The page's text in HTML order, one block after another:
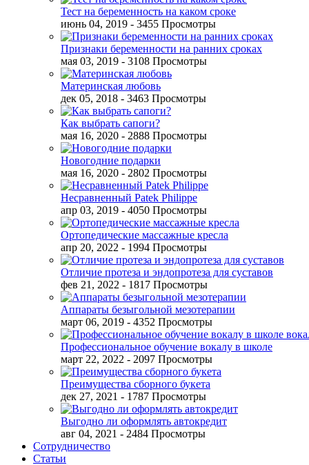
Тест на беременность на каком сроке
июнь 04, 2019 - 3455 Просмотры
Признаки беременности на ранних сроках
мая 03, 2019 - 3108 Просмотры
Материнская любовь
дек 05, 2018 - 3463 Просмотры
Как выбрать сапоги?
мая 16, 2020 - 2888 Просмотры
Новогодние подарки
мая 16, 2020 - 2802 Просмотры
Несравненный Patek Philippe
апр 03, 2019 - 4050 Просмотры
Ортопедические массажные кресла
апр 20, 2022 - 1994 Просмотры
Отличие протеза и эндопротеза для суставов
фев 21, 2022 - 1817 Просмотры
Аппараты безыгольной мезотерапии
март 06, 2019 - 4352 Просмотры
Профессиональное обучение вокалу в школе
март 22, 2022 - 2097 Просмотры
Преимущества сборного букета
дек 27, 2021 - 1787 Просмотры
Выгодно ли оформлять автокредит
авг 04, 2021 - 2484 Просмотры
Сотрудничество
Статьи